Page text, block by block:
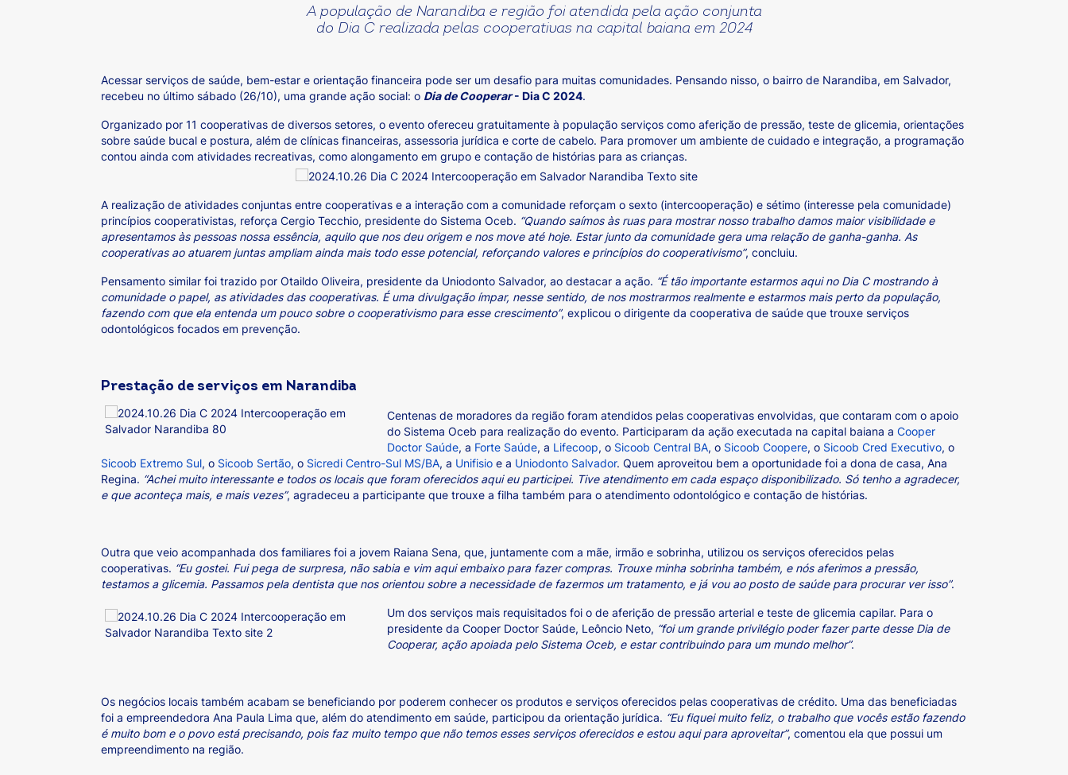
A população de Narandiba e região foi atendida pela ação conjunta
do Dia C realizada pelas cooperativas na capital baiana em 2024
Acessar serviços de saúde, bem-estar e orientação financeira pode ser um desafio para muitas comunidades. Pensando nisso, o bairro de Narandiba, em Salvador,
recebeu no último sábado (26/10), uma grande ação social: o Dia de Cooperar- Dia C 2024.
Organizado por 11 cooperativas de diversos setores, o evento ofereceu gratuitamente à população serviços como aferição de pressão, teste de glicemia, orientações
sobre saúde bucal e postura, além de clínicas financeiras, assessoria jurídica e corte de cabelo. Para promover um ambiente de cuidado e integração, a programação
contou ainda com atividades recreativas, como alongamento em grupo e contação de histórias para as crianças.
A realização de atividades conjuntas entre cooperativas e a interação com a comunidade reforçam o sexto (intercooperação) e sétimo (interesse pela comunidade)
princípios cooperativistas, reforça Cergio Tecchio, presidente do Sistema Oceb. “Quando saímos às ruas para mostrar nosso trabalho damos maior visibilidade e
apresentamos às pessoas nossa essência, aquilo que nos deu origem e nos move até hoje. Estar junto da comunidade gera uma relação de ganha-ganha. As
cooperativas ao atuarem juntas ampliam ainda mais todo esse potencial, reforçando valores e princípios do cooperativismo”, concluiu.
Pensamento similar foi trazido por Otaildo Oliveira, presidente da Uniodonto Salvador, ao destacar a ação. “É tão importante estarmos aqui no Dia C mostrando à
comunidade o papel, as atividades das cooperativas. É uma divulgação ímpar, nesse sentido, de nos mostrarmos realmente e estarmos mais perto da população,
fazendo com que ela entenda um pouco sobre o cooperativismo para esse crescimento”, explicou o dirigente da cooperativa de saúde que trouxe serviços
odontológicos focados em prevenção.
Prestação de serviços em Narandiba
Centenas de moradores da região foram atendidos pelas cooperativas envolvidas, que contaram com o apoio
do Sistema Oceb para realização do evento. Participaram da ação executada na capital baiana a Cooper
Doctor Saúde, a Forte Saúde, a Lifecoop, o Sicoob Central BA, o Sicoob Coopere, o Sicoob Cred Executivo, o
Sicoob Extremo Sul, o Sicoob Sertão, o Sicredi Centro-Sul MS/BA, a Unifisio e a Uniodonto Salvador. Quem aproveitou bem a oportunidade foi a dona de casa, Ana
Regina. “Achei muito interessante e todos os locais que foram oferecidos aqui eu participei. Tive atendimento em cada espaço disponibilizado. Só tenho a agradecer,
e que aconteça mais, e mais vezes”, agradeceu a participante que trouxe a filha também para o atendimento odontológico e contação de histórias.
Outra que veio acompanhada dos familiares foi a jovem Raiana Sena, que, juntamente com a mãe, irmão e sobrinha, utilizou os serviços oferecidos pelas
cooperativas. “Eu gostei. Fui pega de surpresa, não sabia e vim aqui embaixo para fazer compras. Trouxe minha sobrinha também, e nós aferimos a pressão,
testamos a glicemia. Passamos pela dentista que nos orientou sobre a necessidade de fazermos um tratamento, e já vou ao posto de saúde para procurar ver isso”.
Um dos serviços mais requisitados foi o de aferição de pressão arterial e teste de glicemia capilar. Para o
presidente da Cooper Doctor Saúde, Leôncio Neto, “foi um grande privilégio poder fazer parte desse Dia de
Cooperar, ação apoiada pelo Sistema Oceb, e estar contribuindo para um mundo melhor”.
Os negócios locais também acabam se beneficiando por poderem conhecer os produtos e serviços oferecidos pelas cooperativas de crédito. Uma das beneficiadas
foi a empreendedora Ana Paula Lima que, além do atendimento em saúde, participou da orientação jurídica. “Eu fiquei muito feliz, o trabalho que vocês estão fazendo
é muito bom e o povo está precisando, pois faz muito tempo que não temos esses serviços oferecidos e estou aqui para aproveitar”, comentou ela que possui um
empreendimento na região.